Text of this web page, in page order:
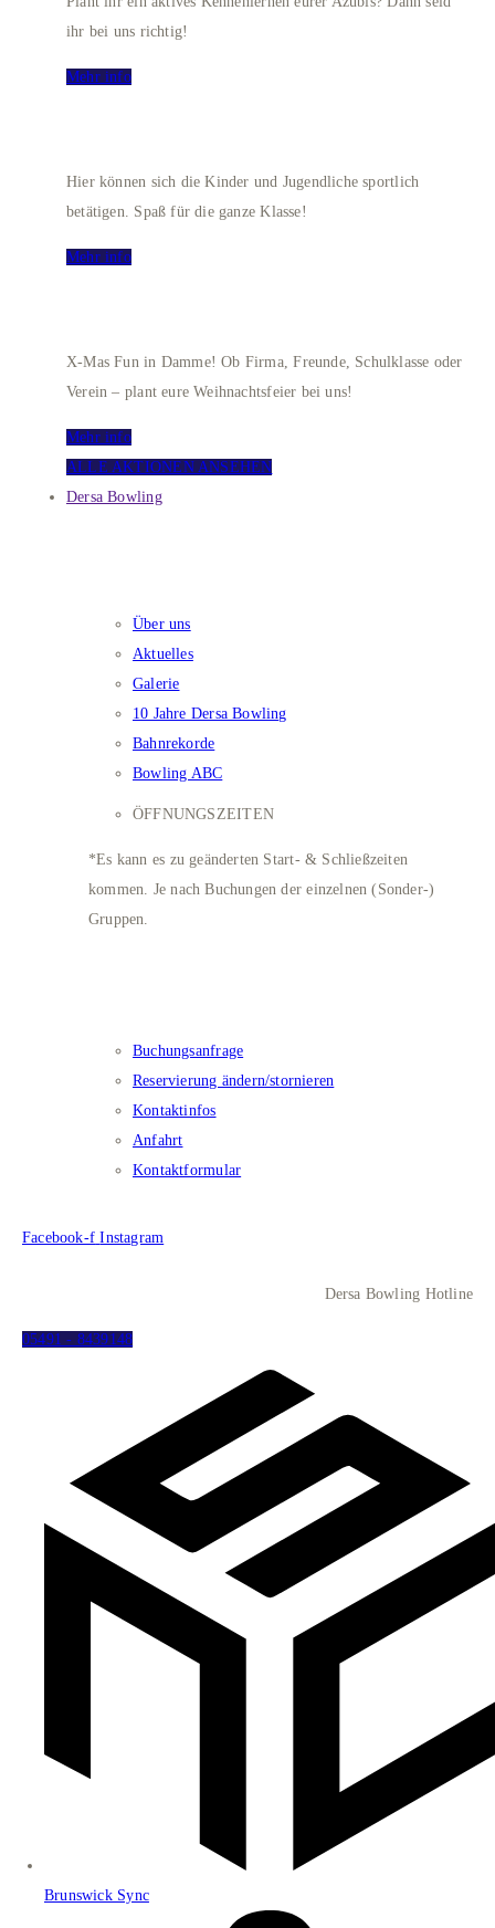
ihr bei uns richtig!
Mehr info
Hier können sich die Kinder und Jugendliche sportlich
betätigen. Spaß für die ganze Klasse!
Mehr info
X-Mas Fun in Damme! Ob Firma, Freunde, Schulklasse oder
Verein – plant eure Weihnachtsfeier bei uns!
Mehr info
ALLE AKTIONEN ANSEHEN
Dersa Bowling
Über uns
Aktuelles
Galerie
10 Jahre Dersa Bowling
Bahnrekorde
Bowling ABC
ÖFFNUNGSZEITEN
*Es kann es zu geänderten Start- & Schließzeiten
kommen. Je nach Buchungen der einzelnen (Sonder-)
Gruppen.
Buchungsanfrage
Reservierung ändern/stornieren
Kontaktinfos
Anfahrt
Kontaktformular
Facebook-f Instagram
Dersa Bowling Hotline
05491 - 8439148
Brunswick Sync